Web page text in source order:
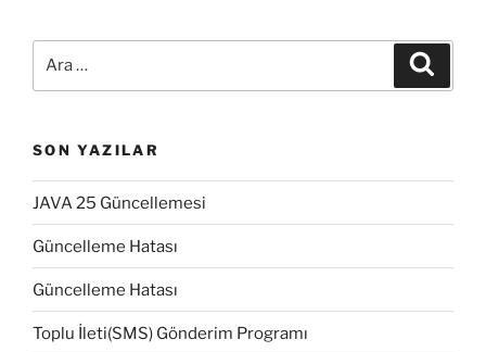
SON YAZILAR
JAVA 25 Güncellemesi
Güncelleme Hatası
Güncelleme Hatası
Toplu İleti(SMS) Gönderim Programı